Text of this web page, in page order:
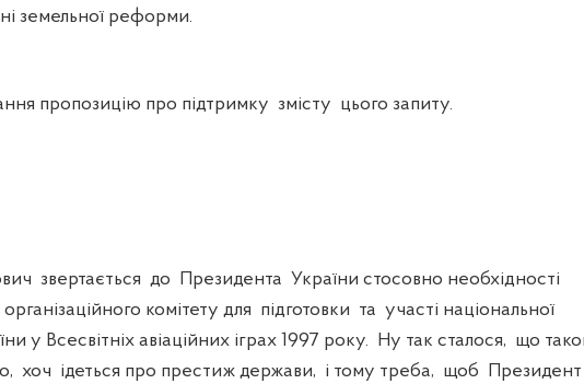
земельної реформи.
пропозицію про підтримку змісту цього запиту.
звертається до Президента України стосовно необхідності
комітету для підготовки та участі національної
у Всесвітніх авіаційних іграх 1997 року. Ну так сталося, що
хоч ідеться про престиж держави, і тому треба, щоб Президент